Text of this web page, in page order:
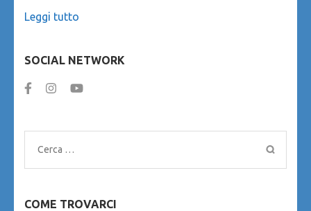
Leggi tutto
SOCIAL NETWORK
Ricerca
per:
COME TROVARCI